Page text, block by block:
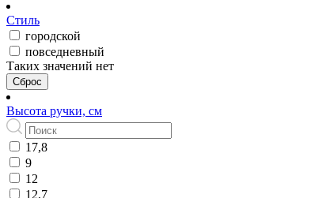
Стиль
городской
повседневный
Таких значений нет
Сброс
Высота ручки, см
17,8
9
12
12,7